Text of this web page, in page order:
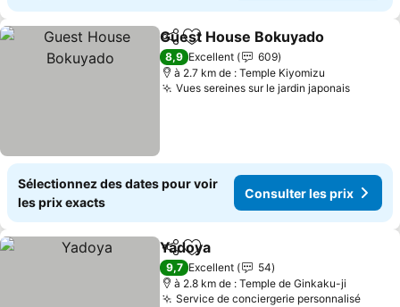
PartagerAjouter à mes favoris
Guest House Bokuyado
8,9 Excellent
609
à 2.7 km de : Temple Kiyomizu
Vues sereines sur le jardin japonais
Sélectionnez des dates pour voir
les prix exacts
Consulter les prix
PartagerAjouter à mes favoris
Yadoya
9,7 Excellent
54
à 2.8 km de : Temple de Ginkaku-ji
Service de conciergerie personnalisé